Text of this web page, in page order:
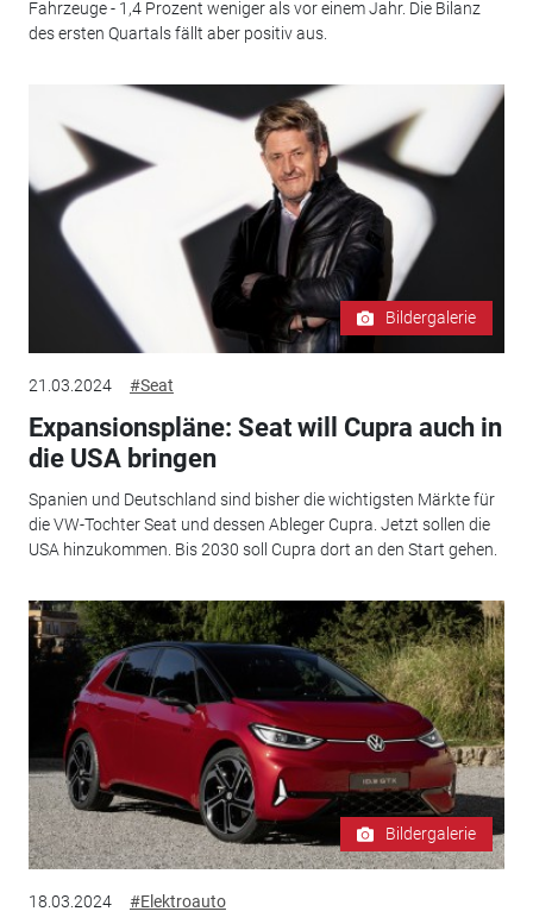
Fahrzeuge - 1,4 Prozent weniger als vor einem Jahr. Die Bilanz
des ersten Quartals fällt aber positiv aus.
Bildergalerie
21.03.2024 #Seat
Expansionspläne: Seat will Cupra auch in
die USA bringen
Spanien und Deutschland sind bisher die wichtigsten Märkte für
die VW-Tochter Seat und dessen Ableger Cupra. Jetzt sollen die
USA hinzukommen. Bis 2030 soll Cupra dort an den Start gehen.
Bildergalerie
18.03.2024 #Elektroauto